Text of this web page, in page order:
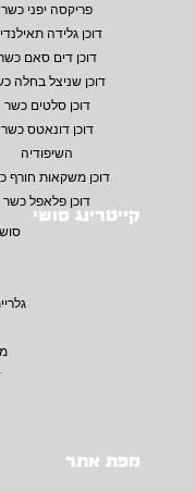
פריקסה יפני כשר
דוכן גלידה
דוכן דים סאם
דוכן שניצל בחלה
דוכן סלטים כשר
דוכן דונאטס כשר
השיפודיה
דוכן משקאות חורף
דוכן פלאפל כשר
קייטרינג סושי
מפת אתר